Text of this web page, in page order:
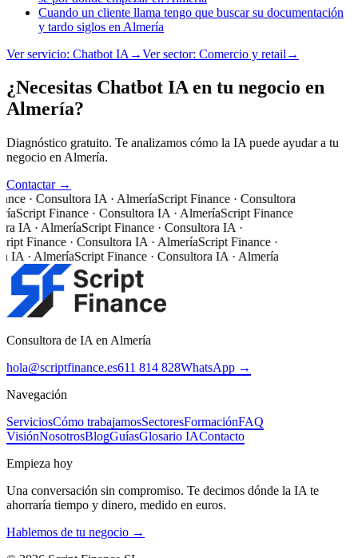
Cuando un cliente llama tengo que buscar su documentación
y tardo siglos en Almería
Ver servicio: Chatbot IA →Ver sector: Comercio y retail →
¿Necesitas Chatbot IA en tu negocio en
Almería?
Diagnóstico gratuito. Te analizamos cómo la IA puede ayudar a tu
negocio en Almería.
Contactar →
· Consultora IA · AlmeríaScript Finance · Consultora
Script Finance · Consultora IA · AlmeríaScript Finance
IA · AlmeríaScript Finance · Consultora IA ·
Finance · Consultora IA · AlmeríaScript Finance ·
IA · AlmeríaScript Finance · Consultora IA · Almería
Consultora de IA en Almería
hola@scriptfinance.es611 814 828WhatsApp →
Navegación
ServiciosCómo trabajamosSectoresFormaciónFAQ
VisiónNosotrosBlogGuíasGlosario IAContacto
Empieza hoy
Una conversación sin compromiso. Te decimos dónde la IA te
ahorraría tiempo y dinero, medido en euros.
Hablemos de tu negocio →